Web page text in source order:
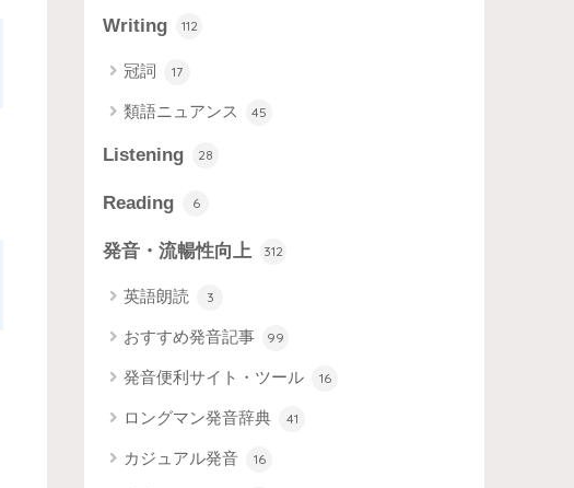
Writing 112
冠詞 17
類語ニュアンス 45
Listening 28
Reading 6
発音・流暢性向上 312
英語朗読 3
おすすめ発音記事 99
発音便利サイト・ツール 16
ロングマン発音辞典 41
カジュアル発音 16